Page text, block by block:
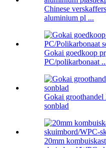
Chinese
aluminium pl ...
Gokai goedkoop
PC/polikarbonaat
Gokai groothandel
sonblad
20mm